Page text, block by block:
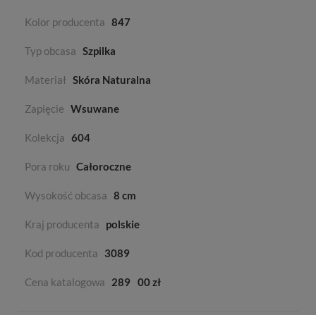
Kolor producenta 847
Typ obcasa Szpilka
Materiał Skóra Naturalna
Zapięcie Wsuwane
Kolekcja 604
Pora roku Całoroczne
Wysokość obcasa 8 cm
Kraj producenta polskie
Kod producenta 3089
Cena katalogowa 289 00 zł